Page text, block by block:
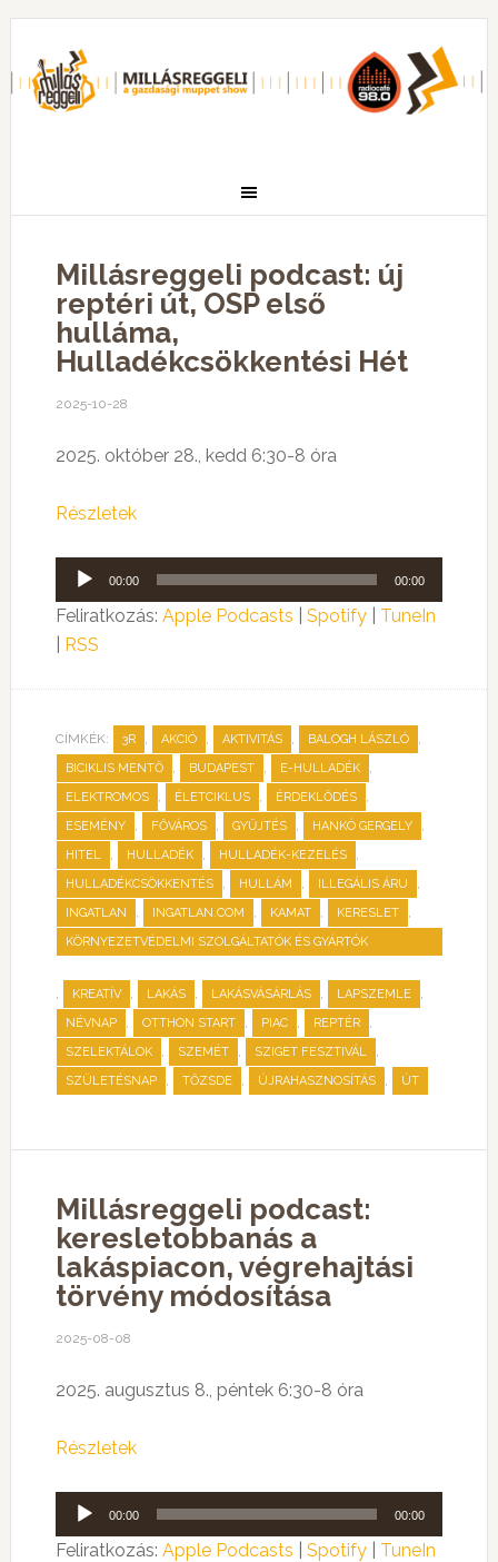
Millásreggeli podcast: új
reptéri út, OSP első
hulláma,
Hulladékcsökkentési Hét
2025-10-28
2025. október 28., kedd 6:30-8 óra
Részletek
Audió
lejátszó
00:00 00:00
Feliratkozás: Apple Podcasts Spotify| TuneIn
RSS
CÍMKÉK: 3R , AKCIÓ , AKTIVITÁS , BALOGH LÁSZLÓ ,
BICIKLIS MENTŐ , BUDAPEST , E-HULLADÉK ,
ELEKTROMOS , ÉLETCIKLUS , ÉRDEKLŐDÉS ,
ESEMÉNY , FŐVÁROS , GYŰJTÉS , HANKÓ GERGELY ,
HITEL , HULLADÉK , HULLADÉK-KEZELÉS ,
HULLADÉKCSÖKKENTÉS , HULLÁM , ILLEGÁLIS ÁRU ,
INGATLAN , INGATLAN.COM , KAMAT , KERESLET ,
KÖRNYEZETVÉDELMI SZOLGÁLTATÓK ÉS GYÁRTÓK
, KREATÍV , LAKÁS , LAKÁSVÁSÁRLÁS , LAPSZEMLE ,
NÉVNAP , OTTHON START , PIAC , REPTÉR ,
SZELEKTÁLOK , SZEMÉT , SZIGET FESZTIVÁL ,
SZÜLETÉSNAP , TŐZSDE , ÚJRAHASZNOSÍTÁS , ÚT
Millásreggeli podcast:
keresletobbanás a
lakáspiacon, végrehajtási
törvény módosítása
2025-08-08
2025. augusztus 8., péntek 6:30-8 óra
Részletek
Audió
lejátszó
00:00 00:00
Feliratkozás: Apple Podcasts Spotify| TuneIn